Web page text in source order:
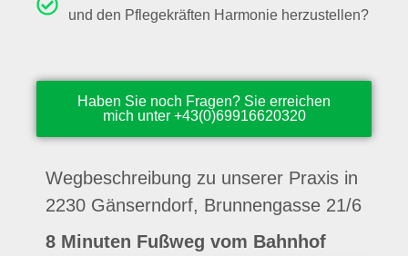
und den Pflegekräften Harmonie herzustellen?
Haben Sie noch Fragen? Sie erreichen
mich unter +43(0)69916620320
Wegbeschreibung zu unserer Praxis in
2230 Gänserndorf, Brunnengasse 21/6
8 Minuten Fußweg vom Bahnhof